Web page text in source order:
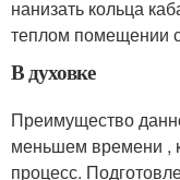
нанизать кольца
теплом помещении
В духовке
Преимущество
меньшем времени ,
процесс.